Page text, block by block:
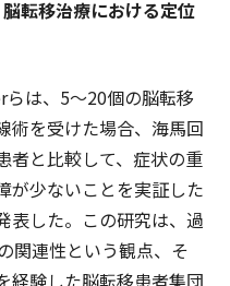
転移治療における定位
は、5～20個の脳転移
術を受けた場合、海馬回
者と比較して、症状の重
が少ないことを実証した
表した。この研究は、過
関連性という観点、そ